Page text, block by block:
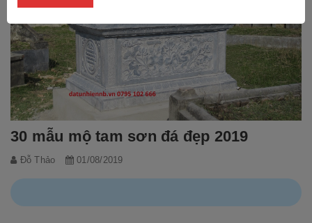
30 mẫu mộ tam sơn đá đẹp 2019
Đỗ Thảo 01/08/2019